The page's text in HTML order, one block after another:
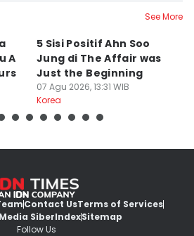
See More
A
5 Sisi Positif Ahn Soo
Jung di The Affair was
Just the Beginning
07 Agu 2026, 13:31 WIB
Korea
Contact UsTerms of Services
SiberIndexSitemap
Follow Us